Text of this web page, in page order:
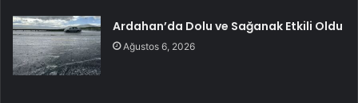
Ardahan’da Dolu ve Sağanak Etkili Oldu
Ağustos 6, 2026